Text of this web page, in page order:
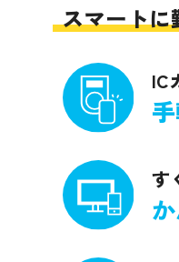
スマートに
IC
す